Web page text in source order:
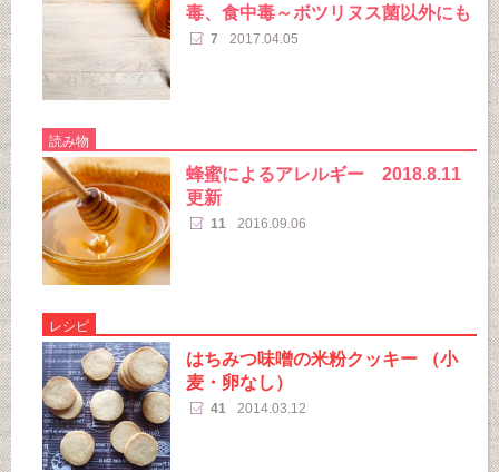
毒、食中毒～ボツリヌス菌以外にも
7 2017.04.05
読み物
蜂蜜によるアレルギー 2018.8.11
更新
11 2016.09.06
レシピ
はちみつ味噌の米粉クッキー （小
麦・卵なし）
41 2014.03.12